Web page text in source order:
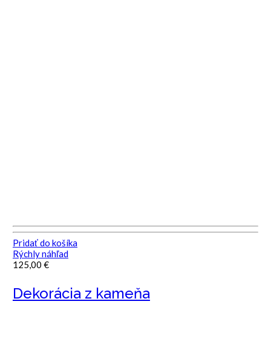
Pridať do košíka
Rýchly náhľad
125,00 €
Dekorácia z kameňa